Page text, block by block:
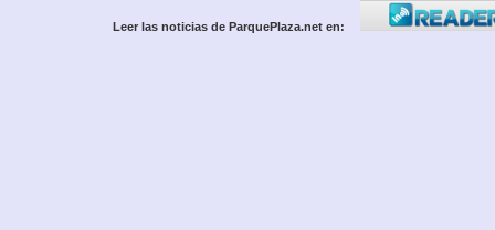
Leer las noticias de ParquePlaza.net en: